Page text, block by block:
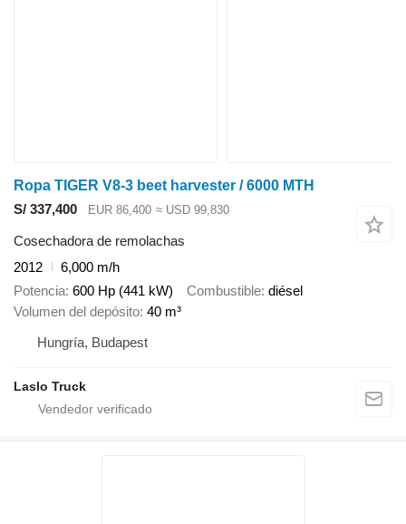
Ropa TIGER V8-3 beet harvester / 6000 MTH
S/ 337,400
EUR 86,400 ≈ USD 99,830
Cosechadora de remolachas
2012
6,000 m/h
Potencia 600 Hp (441 kW) Combustible diésel
Volumen del depósito 40 m³
Hungría, Budapest
Laslo Truck